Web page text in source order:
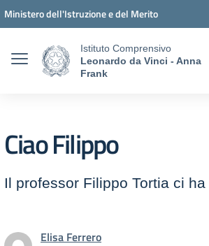
Ministero dell'Istruzione e del Merito
Istituto Comprensivo
Leonardo da Vinci - Anna
Frank
Ciao Filippo
Il professor Filippo Tortia ci
Elisa Ferrero